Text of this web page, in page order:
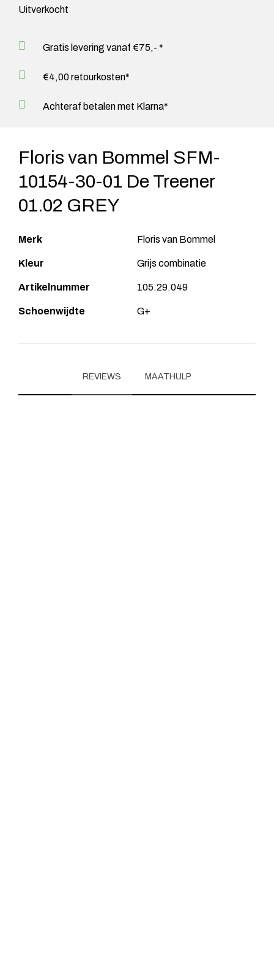
Uitverkocht
Gratis levering vanaf €75,- *
€4,00 retourkosten*
Achteraf betalen met Klarna*
Floris van Bommel SFM-
10154-30-01 De Treener
01.02 GREY
Merk Floris van Bommel
Kleur Grijs combinatie
Artikelnummer 105.29.049
Schoenwijdte G+
REVIEWS MAATHULP